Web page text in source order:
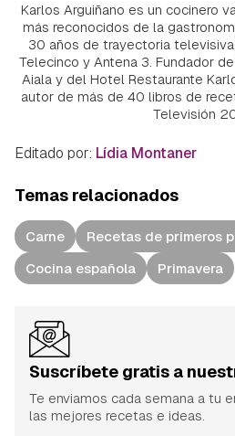
Karlos Arguiñano es un cocinero
más reconocidos de la
30 años de trayectoria
Telecinco y Antena 3. Fundador
Aiala y del Hotel Restaurante
autor de más de 40 libros de
Televisión
Editado por: Lídia Montaner
Temas relacionados
Carne Recetas de primeros
Cocina española
Primavera
Suscríbete gratis a
Te enviamos cada semana a tu
las mejores recetas e ideas.